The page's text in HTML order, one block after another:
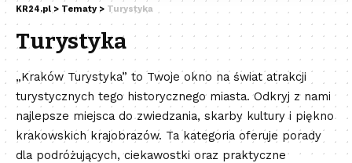
KR24.pl > Tematy > Turystyka
Turystyka
„Kraków Turystyka” to Twoje okno na świat atrakcji
turystycznych tego historycznego miasta. Odkryj z nami
najlepsze miejsca do zwiedzania, skarby kultury i piękno
krakowskich krajobrazów. Ta kategoria oferuje porady
dla podróżujących, ciekawostki oraz praktyczne